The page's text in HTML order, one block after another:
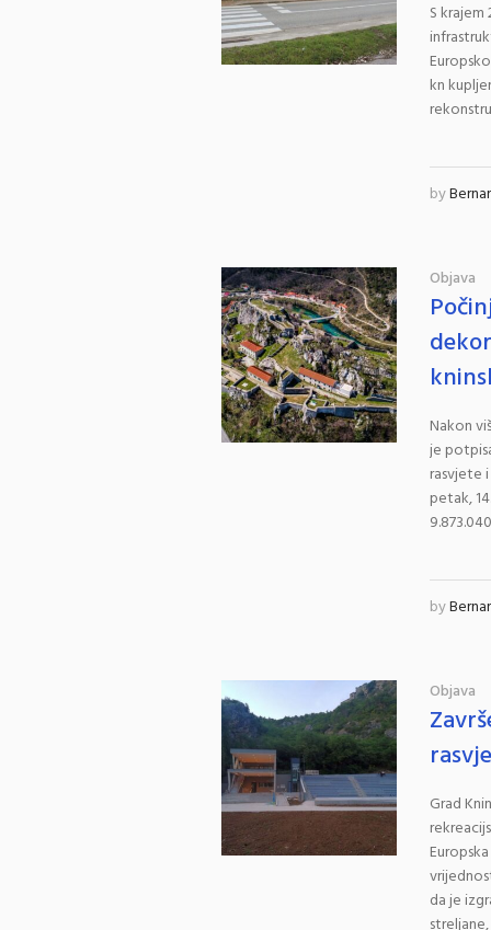
S
kn
by
Objava
Nakon
je
rasvjete
petak,
by
Objava
Grad
da je